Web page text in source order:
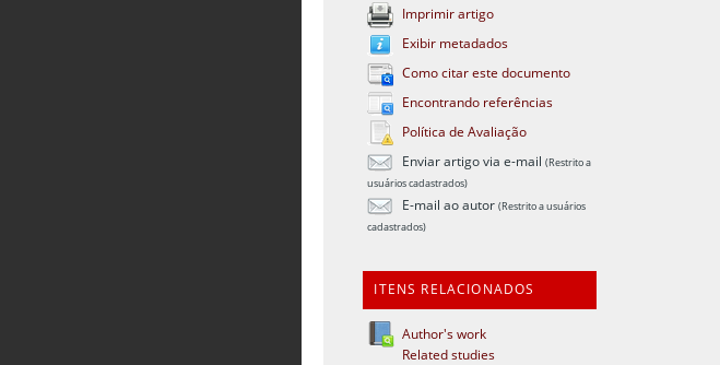
Imprimir artigo
Exibir metadados
Como citar este documento
Encontrando referências
Política de Avaliação
Enviar artigo via e-mail(Restrito a
usuários cadastrados)
E-mail ao autor(Restrito a usuários
cadastrados)
ITENS RELACIONADOS
Author's work
Related studies